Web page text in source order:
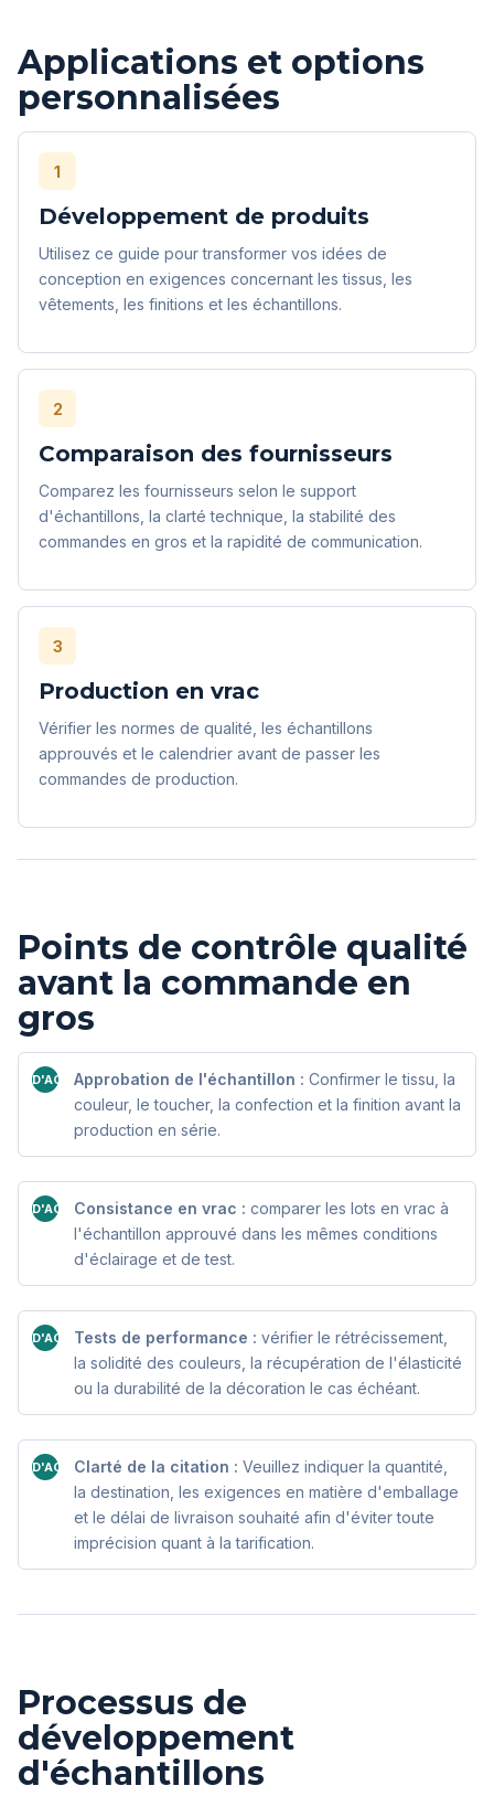
Applications et options
personnalisées
1
Développement de produits
Utilisez ce guide pour transformer vos idées de
conception en exigences concernant les tissus, les
vêtements, les finitions et les échantillons.
2
Comparaison des fournisseurs
Comparez les fournisseurs selon le support
d'échantillons, la clarté technique, la stabilité des
commandes en gros et la rapidité de communication.
3
Production en vrac
Vérifier les normes de qualité, les échantillons
approuvés et le calendrier avant de passer les
commandes de production.
Points de contrôle qualité
avant la commande en
gros
D'ACCORDApprobation de l'échantillon : Confirmer le tissu, la
couleur, le toucher, la confection et la finition avant la
production en série.
D'ACCORDConsistance en vrac : comparer les lots en vrac à
l'échantillon approuvé dans les mêmes conditions
d'éclairage et de test.
D'ACCORDTests de performance : vérifier le rétrécissement,
la solidité des couleurs, la récupération de l'élasticité
ou la durabilité de la décoration le cas échéant.
D'ACCORDClarté de la citation : Veuillez indiquer la quantité,
la destination, les exigences en matière d'emballage
et le délai de livraison souhaité afin d'éviter toute
imprécision quant à la tarification.
Processus de
développement
d'échantillons